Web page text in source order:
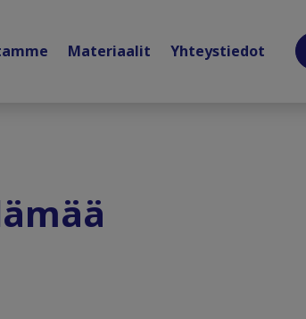
Materiaalit Yhteystiedot